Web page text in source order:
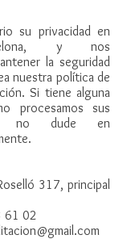
su privacidad en
y nos
la seguridad
nuestra política de
Si tiene alguna
procesamos sus
no dude en
317, principal
61 02